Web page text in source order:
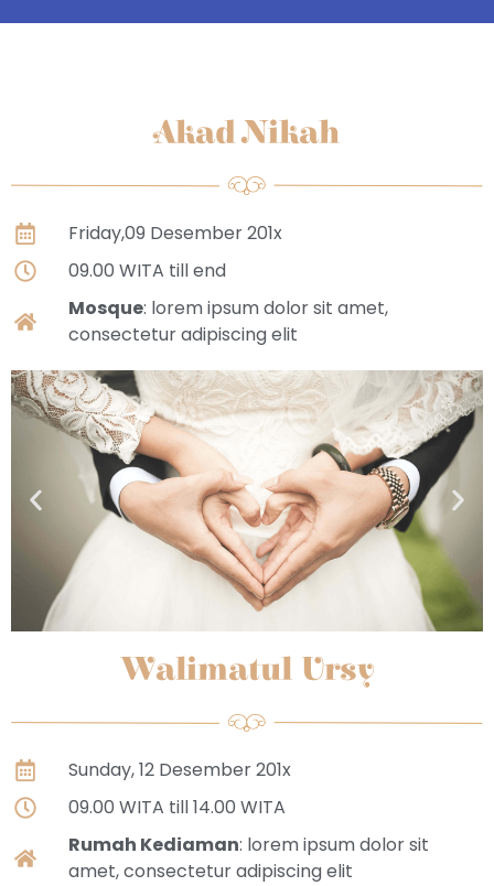
Akad Nikah
Friday,09 Desember 201x
09.00 WITA till end
Mosque: lorem ipsum dolor sit amet,
consectetur adipiscing elit
Walimatul Ursy
Sunday, 12 Desember 201x
09.00 WITA till 14.00 WITA
Rumah Kediaman: lorem ipsum dolor sit
amet, consectetur adipiscing elit